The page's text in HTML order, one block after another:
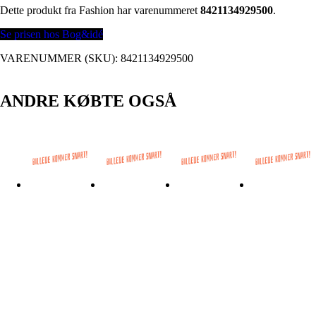
Dette produkt fra Fashion har varenummeret 8421134929500.
Se prisen hos Bog&idé
VARENUMMER (SKU): 8421134929500
ANDRE KØBTE OGSÅ